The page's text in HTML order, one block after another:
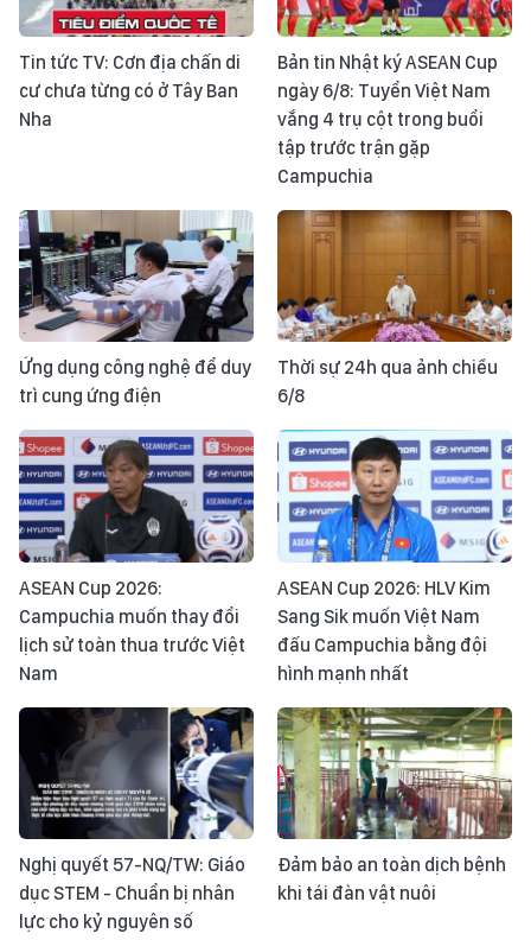
Tin tức TV: Cơn địa chấn di
cư chưa từng có ở Tây Ban
Nha
Bản tin Nhật ký ASEAN Cup
ngày 6/8: Tuyển Việt Nam
vắng 4 trụ cột trong buổi
tập trước trận gặp
Campuchia
Ứng dụng công nghệ để duy
trì cung ứng điện
Thời sự 24h qua ảnh chiều
6/8
ASEAN Cup 2026:
Campuchia muốn thay đổi
lịch sử toàn thua trước Việt
Nam
ASEAN Cup 2026: HLV Kim
Sang Sik muốn Việt Nam
đấu Campuchia bằng đội
hình mạnh nhất
Nghị quyết 57-NQ/TW: Giáo
dục STEM - Chuẩn bị nhân
lực cho kỷ nguyên số
Đảm bảo an toàn dịch bệnh
khi tái đàn vật nuôi